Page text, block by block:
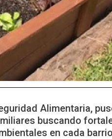
Alimentaria,
buscando
en cada